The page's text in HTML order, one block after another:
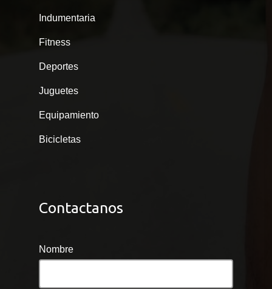
Indumentaria
Fitness
Deportes
Juguetes
Equipamiento
Bicicletas
Contactanos
Nombre